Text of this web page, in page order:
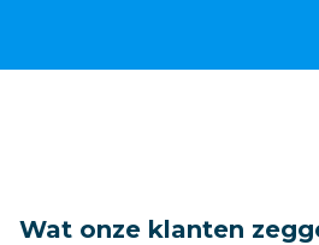
Wat onze klanten